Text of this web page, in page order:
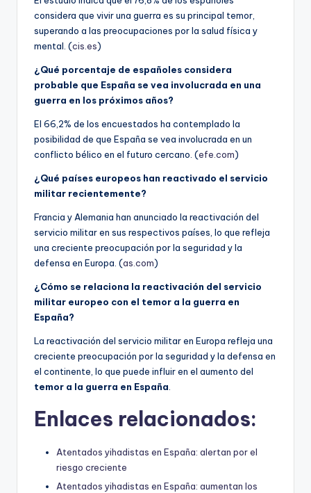
considera que vivir una guerra es su principal temor,
superando a las preocupaciones por la salud física y
mental. (cis.es)
¿Qué porcentaje de españoles considera
probable que España se vea involucrada en una
guerra en los próximos años?
El 66,2% de los encuestados ha contemplado la
posibilidad de que España se vea involucrada en un
conflicto bélico en el futuro cercano. (efe.com)
¿Qué países europeos han reactivado el servicio
militar recientemente?
Francia y Alemania han anunciado la reactivación del
servicio militar en sus respectivos países, lo que refleja
una creciente preocupación por la seguridad y la
defensa en Europa. (as.com)
¿Cómo se relaciona la reactivación del servicio
militar europeo con el temor a la guerra en
España?
La reactivación del servicio militar en Europa refleja una
creciente preocupación por la seguridad y la defensa en
el continente, lo que puede influir en el aumento del
temor a la guerra en España.
Enlaces relacionados:
Atentados yihadistas en España: alertan por el
riesgo creciente
Atentados yihadistas en España: aumentan los